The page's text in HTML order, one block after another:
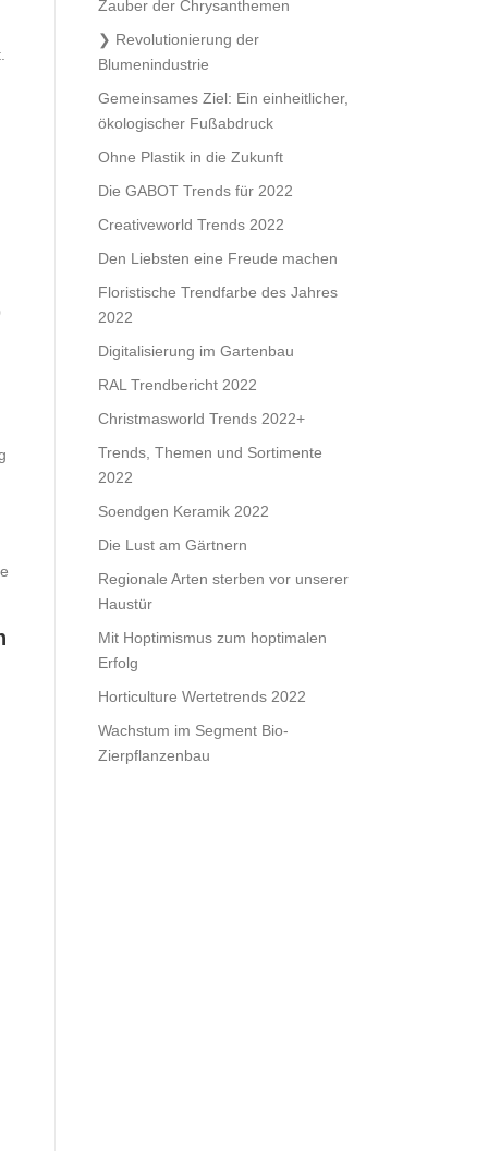
Zauber der Chrysanthemen
Revolutionierung der
Blumenindustrie
Gemeinsames Ziel: Ein einheitlicher,
ökologischer Fußabdruck
Ohne Plastik in die Zukunft
Die GABOT Trends für 2022
Creativeworld Trends 2022
Den Liebsten eine Freude machen
Floristische Trendfarbe des Jahres
2022
Digitalisierung im Gartenbau
RAL Trendbericht 2022
Christmasworld Trends 2022+
Trends, Themen und Sortimente
2022
Soendgen Keramik 2022
Die Lust am Gärtnern
Regionale Arten sterben vor unserer
Haustür
Mit Hoptimismus zum hoptimalen
Erfolg
Horticulture Wertetrends 2022
Wachstum im Segment Bio-
Zierpflanzenbau